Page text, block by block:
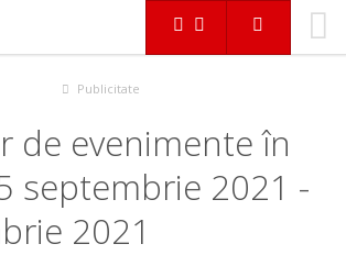
Publicitate
de evenimente în
septembrie 2021 -
2021